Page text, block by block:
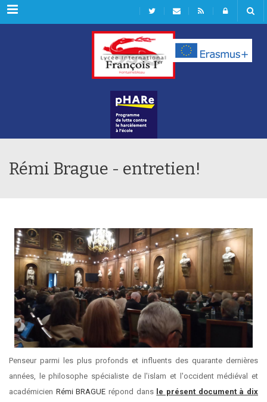
Rubriques
Rémi Brague - entretien!
Penseur parmi les plus profonds et influents des quarante dernières
années, le philosophe spécialiste de l'islam et l'occident médiéval et
académicien Rémi BRAGUE répond dans le présent document à dix